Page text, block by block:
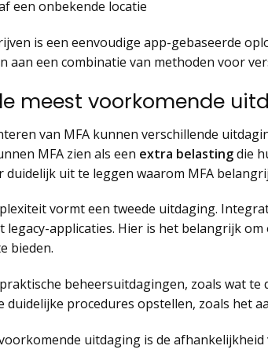
een onbekende locatie
is een eenvoudige app-gebaseerde
aan een combinatie van methoden voor
meest voorkomende
van MFA kunnen verschillende
MFA zien als een extra belastingdie
duidelijk uit te leggen waarom MFA
vormt een tweede uitdaging.
legacy-applicaties. Hier is het belangrijk
bieden.
beheersuitdagingen, zoals wat
duidelijke procedures opstellen, zoals het
uitdaging is de